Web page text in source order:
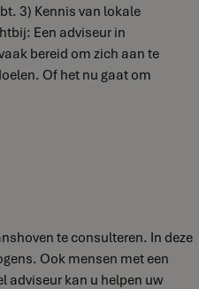
3) Kennis van lokale
Een adviseur in
bereid om zich aan te
Of het nu gaat om
te consulteren. In deze
Ook mensen met een
adviseur kan u helpen uw